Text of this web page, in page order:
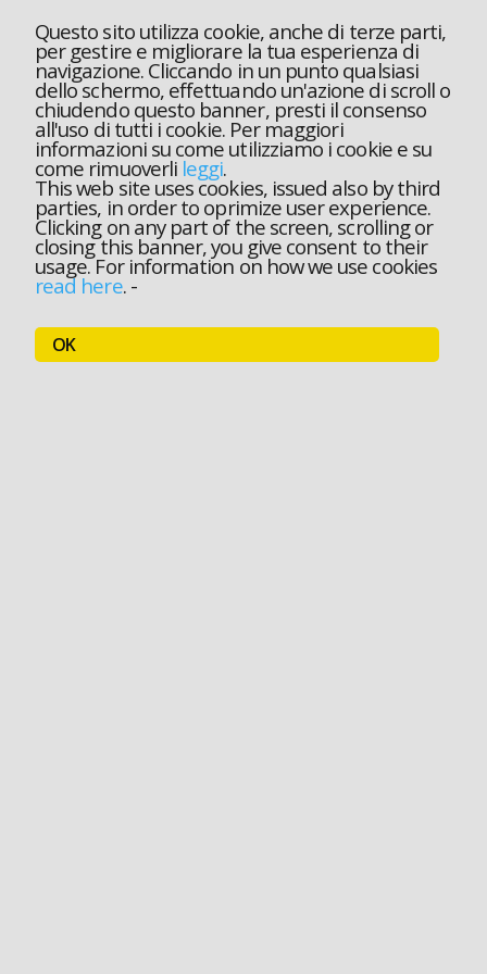
Questo sito utilizza cookie, anche di terze parti,
per gestire e migliorare la tua esperienza di
navigazione. Cliccando in un punto qualsiasi
dello schermo, effettuando un'azione di scroll o
chiudendo questo banner, presti il consenso
all'uso di tutti i cookie. Per maggiori
informazioni su come utilizziamo i cookie e su
come rimuoverli leggi.
This web site uses cookies, issued also by third
parties, in order to oprimize user experience.
Clicking on any part of the screen, scrolling or
closing this banner, you give consent to their
usage. For information on how we use cookies
read here.-
OK